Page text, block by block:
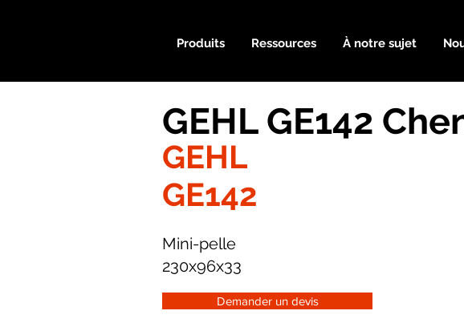
Produits Ressources À notre sujet
GEHL GE142
GEHL
GE142
Mini-pelle
230x96x33
Demander un devis